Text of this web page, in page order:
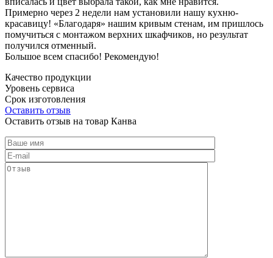
Примерно через 2 недели нам установили нашу кухню-
красавицу! «Благодаря» нашим кривым стенам, им пришлось
помучиться с монтажом верхних шкафчиков, но результат
получился отменный.
Большое всем спасибо! Рекомендую!
Качество продукции
Уровень сервиса
Срок изготовления
Оставить отзыв
Оставить отзыв на товар Канва